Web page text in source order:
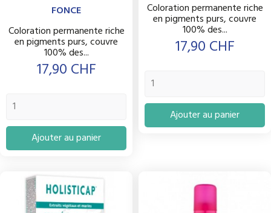
FONCE
Coloration permanente riche
en pigments purs, couvre
100% des...
Prix
17,90 CHF
Ajouter au panier
Coloration permanente riche
en pigments purs, couvre
100% des...
Prix
17,90 CHF
Ajouter au panier